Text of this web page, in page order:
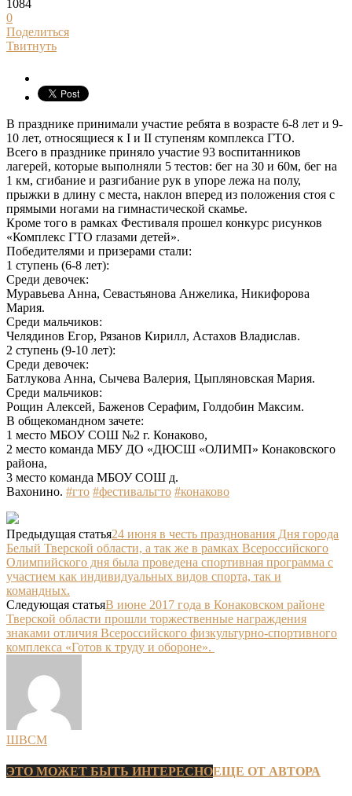
1084
0
Поделиться
Твитнуть
В празднике принимали участие ребята в возрасте 6-8 лет и 9-
10 лет, относящиеся к I и II ступеням комплекса ГТО.
Всего в празднике приняло участие 93 воспитанников
лагерей, которые выполняли 5 тестов: бег на 30 и 60м, бег на
1 км, сгибание и разгибание рук в упоре лежа на полу,
прыжки в длину с места, наклон вперед из положения стоя с
прямыми ногами на гимнастической скамье.
Кроме того в рамках Фестиваля прошел конкурс рисунков
«Комплекс ГТО глазами детей».
Победителями и призерами стали:
1 ступень (6-8 лет):
Среди девочек:
Муравьева Анна, Севастьянова Анжелика, Никифорова
Мария.
Среди мальчиков:
Челядинов Егор, Рязанов Кирилл, Астахов Владислав.
2 ступень (9-10 лет):
Среди девочек:
Батлукова Анна, Сычева Валерия, Цыпляновская Мария.
Среди мальчиков:
Рощин Алексей, Баженов Серафим, Голдобин Максим.
В общекомандном зачете:
1 место МБОУ СОШ №2 г. Конаково,
2 место команда МБУ ДО «ДЮСШ «ОЛИМП» Конаковского
района,
3 место команда МБОУ СОШ д.
Вахонино. #гто #фестивальгто #конаково
Предыдущая статья24 июня в честь празднования Дня города
Белый Тверской области, а так же в рамках Всероссийского
Олимпийского дня была проведена спортивная программа с
участием как индивидуальных видов спорта, так и
командных.
Следующая статьяВ июне 2017 года в Конаковском районе
Тверской области прошли торжественные награждения
знаками отличия Всероссийского физкультурно-спортивного
комплекса «Готов к труду и обороне».
ШВСМ
ЭТО МОЖЕТ БЫТЬ ИНТЕРЕСНОЕЩЕ ОТ АВТОРА